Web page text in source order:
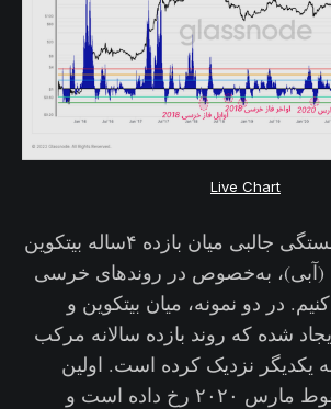
Live Chart
در نمودار زیر همبستگی جالبی میان بازده ۴ساله بیتکوین
(آبی)، به‌خصوص در روندهای خرسی
در دو نمونه، میان بیتکوین و
شده که روند بازده سالانه مرکب
یکدیگر نزدیک کرده است. اولین
همگرایی، بعد سقوط مارس ۲۰۲۰ رخ داده است و